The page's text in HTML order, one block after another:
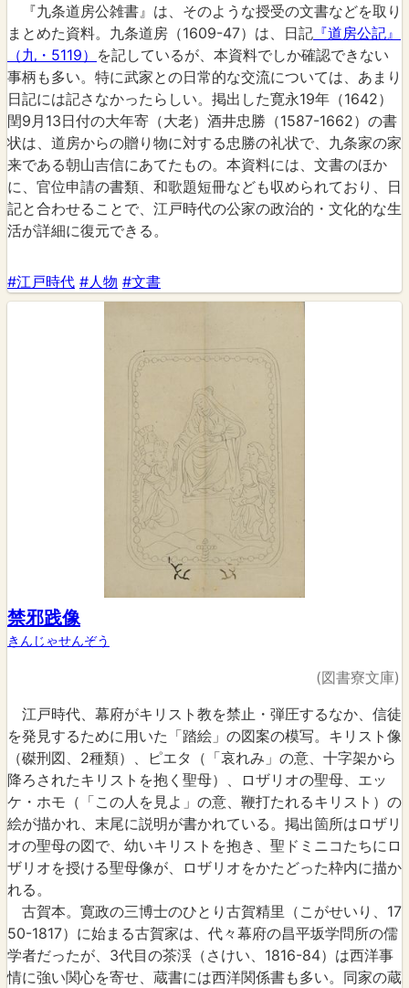
『九条道房公雑書』は、そのような授受の文書などを取り
まとめた資料。九条道房（1609-47）は、日記 『道房公記』
（九・5119） を記しているが、本資料でしか確認できない
事柄も多い。特に武家との日常的な交流については、あまり
日記には記さなかったらしい。掲出した寛永19年（1642）
閏9月13日付の大年寄（大老）酒井忠勝（1587-1662）の書
状は、道房からの贈り物に対する忠勝の礼状で、九条家の家
来である朝山吉信にあてたもの。本資料には、文書のほか
に、官位申請の書類、和歌題短冊なども収められており、日
記と合わせることで、江戸時代の公家の政治的・文化的な生
活が詳細に復元できる。
#江戸時代 #人物 #文書
禁邪践像
きんじゃせんぞう
(図書寮文庫)
江戸時代、幕府がキリスト教を禁止・弾圧するなか、信徒
を発見するために用いた「踏絵」の図案の模写。キリスト像
（磔刑図、2種類）、ピエタ（「哀れみ」の意、十字架から
降ろされたキリストを抱く聖母）、ロザリオの聖母、エッ
ケ・ホモ（「この人を見よ」の意、鞭打たれるキリスト）の
絵が描かれ、末尾に説明が書かれている。掲出箇所はロザリ
オの聖母の図で、幼いキリストを抱き、聖ドミニコたちにロ
ザリオを授ける聖母像が、ロザリオをかたどった枠内に描か
れる。
古賀本。寛政の三博士のひとり古賀精里（こがせいり、17
50-1817）に始まる古賀家は、代々幕府の昌平坂学問所の儒
学者だったが、3代目の茶渓（さけい、1816-84）は西洋事
情に強い関心を寄せ、蔵書には西洋関係書も多い。同家の蔵